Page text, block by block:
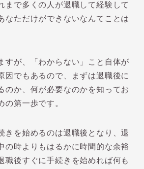
まで多くの人が退職して経験して
なただけができないなんてことは
すが、「わからない」こと自体が
因でもあるので、まずは退職後に
のか、何が必要なのかを知ってお
の第一歩です。
きを始めるのは退職後となり、退
の時よりもはるかに時間的な余裕
職後すぐに手続きを始めれば何も